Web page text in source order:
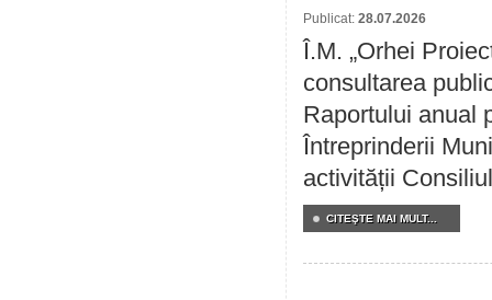
Publicat: 28.07.2026
Î.M. „Orhei
consultarea
Raportului anual
Întreprinderii
activității
CITEŞTE MAI MULT...